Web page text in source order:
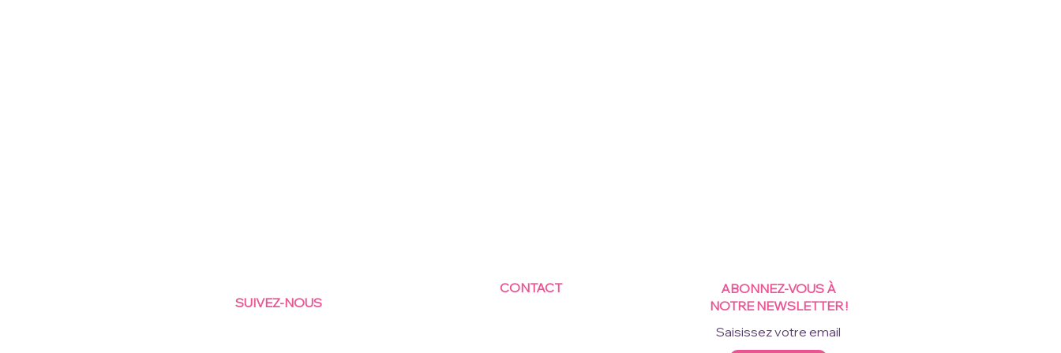
SUIVEZ-NOUS
CONTACT
ABONNEZ-VOUS À
NOTRE NEWSLETTER !